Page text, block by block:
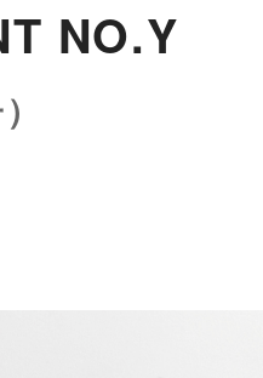
NO.Y